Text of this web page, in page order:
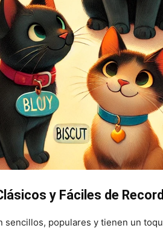
y Fáciles de
sencillos, populares y tienen un